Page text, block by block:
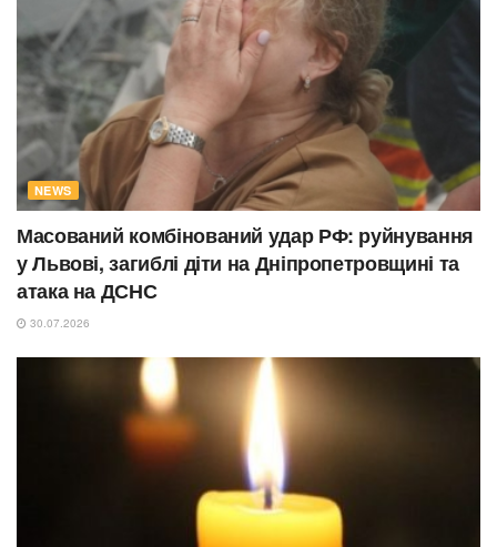
NEWS
Масований комбінований удар РФ: руйнування
у Львові, загиблі діти на Дніпропетровщині та
атака на ДСНС
30.07.2026